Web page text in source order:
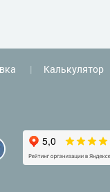
Калькулятор